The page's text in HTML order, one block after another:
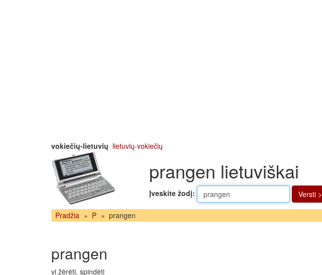
vokiečių-lietuvių lietuvių-vokiečių
prangen lietuviškai
Įveskite žodį: Versti >
Pradžia » P » prangen
prangen
vi žėrėti, spindėti